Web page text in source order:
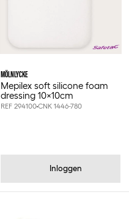
MÖLNLYCKE
Mepilex soft silicone foam
dressing 10x10cm
REF 294100CNK 1446-780
Inloggen